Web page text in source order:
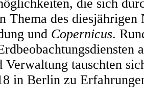
die sich
Thema des diesjährigen
und Copernicus.
Verwaltung tauschten
in Berlin zu